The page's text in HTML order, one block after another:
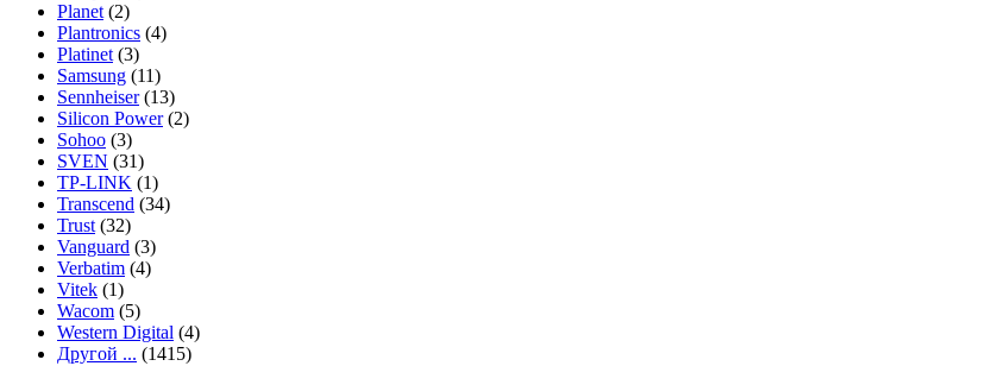
Planet (2)
Plantronics (4)
Platinet (3)
Samsung (11)
Sennheiser(13)
Silicon Power(2)
Sohoo (3)
SVEN (31)
TP-LINK (1)
Transcend (34)
Trust (32)
Vanguard (3)
Verbatim (4)
Vitek (1)
Wacom (5)
Western Digital (4)
Другой ... (1415)